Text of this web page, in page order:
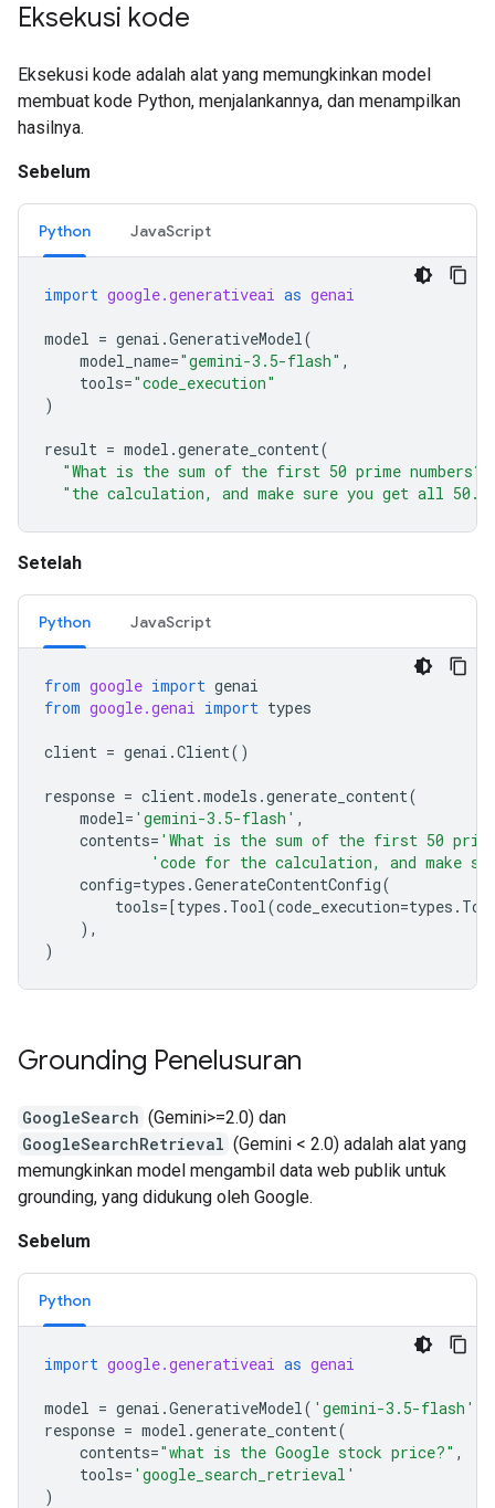
Eksekusi kode
Eksekusi kode adalah alat yang memungkinkan model
membuat kode Python, menjalankannya, dan menampilkan
hasilnya.
Sebelum
Python JavaScript
import google.generativeai as genai
model = genai .GenerativeModel(
model_name="gemini-3.5-flash" ,
tools="code_execution"
)
result = model .generate_content(
"What is the sum of the first 50 prime numbers?
"the calculation, and make sure you get all 50."
Setelah
Python JavaScript
from google import genai
from google.genai import types
client = genai .Client()
response = client.models .generate_content(
model= 'gemini-3.5-flash' ,
contents= 'What is the sum of the first 50 prime
'code for the calculation, and make
config=types .GenerateContentConfig(
tools=[types . Tool(code_execution=types .
),
)
Grounding Penelusuran
GoogleSearch (Gemini>=2.0) dan
GoogleSearchRetrieval (Gemini < 2.0) adalah alat yang
memungkinkan model mengambil data web publik untuk
grounding, yang didukung oleh Google.
Sebelum
Python
import google.generativeai as genai
model = genai .GenerativeModel( 'gemini-3.5-flash'
response = model .generate_content(
contents="what is the Google stock price?" ,
tools= 'google_search_retrieval'
)